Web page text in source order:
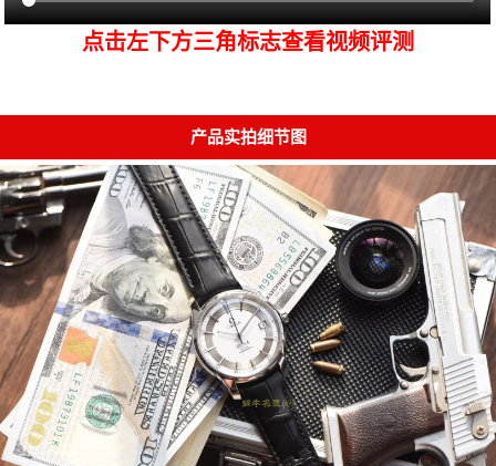
点击左下方三角标志查看视频评测
产品实拍细节图